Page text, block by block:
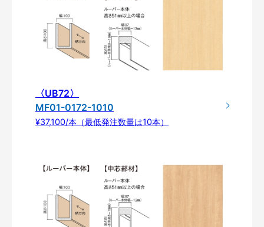
〈UB72〉
MF01-0172-1010
¥37,100/本（最低発注数量は10本）